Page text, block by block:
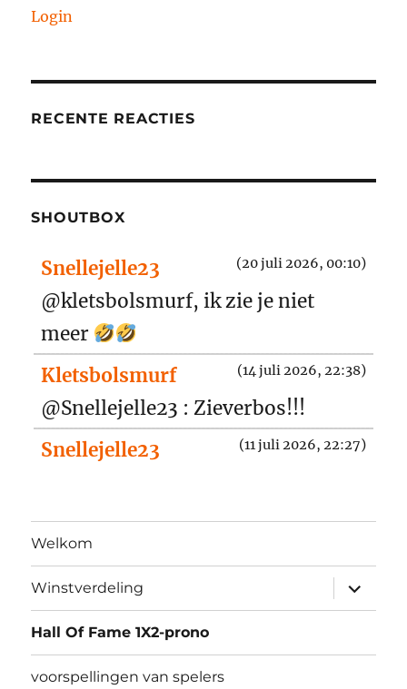
Login
RECENTE REACTIES
SHOUTBOX
Snellejelle23 (20 juli 2026, 00:10)
@kletsbolsmurf, ik zie je niet
meer
Kletsbolsmurf
(14 juli 2026, 22:38)
@Snellejelle23 : Zieverbos!!!
Snellejelle23
(11 juli 2026, 22:27)
Ice
(24 juni 2026, 07:42)
Ice
(24 juni 2026, 07:14)
Oei... Heb bleikbaar een typfautje
Welkom
Winstverdeling
Hall Of Fame 1X2-prono
voorspellingen van spelers